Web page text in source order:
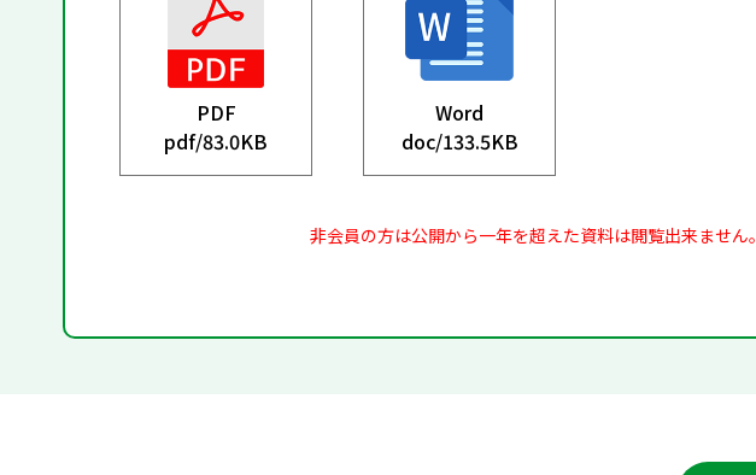
PDF
pdf/83.0KB
Word
doc/133.5KB
非会員の方は公開から一年を超えた資料は閲覧出来ません。